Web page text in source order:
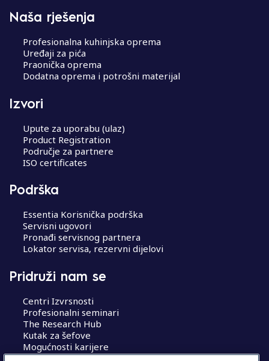
Naša rješenja
Profesionalna kuhinjska oprema
Uređaji za pića
Praonička oprema
Dodatna oprema i potrošni materijal
Izvori
Upute za uporabu (ulaz)
Product Registration
Područje za partnere
ISO certificates
Podrška
Essentia Korisnička podrška
Servisni ugovori
Pronađi servisnog partnera
Lokator servisa, rezervni dijelovi
Pridruži nam se
Centri Izvrsnosti
Profesionalni seminari
The Research Hub
Kutak za šefove
Mogućnosti karijere